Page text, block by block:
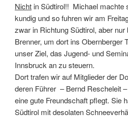
Nicht in Südtirol!! Michael machte
kundig und so fuhren wir am
zwar in Richtung Südtirol, aber
Brenner, um dort ins Obernberger
unser Ziel, das Jugend- und
Innsbruck an zu steuern.
Dort trafen wir auf Mitglieder der
deren Führer – Bernd Rescheleit
eine gute Freundschaft pflegt. Sie
Südtirol mit desolaten